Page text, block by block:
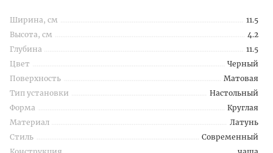
Ширина, см
11.5
Высота, см
4.2
Глубина
11.5
Цвет
Черный
Поверхность
Матовая
Тип установки
Настольный
Форма
Круглая
Материал
Латунь
Стиль
Современный